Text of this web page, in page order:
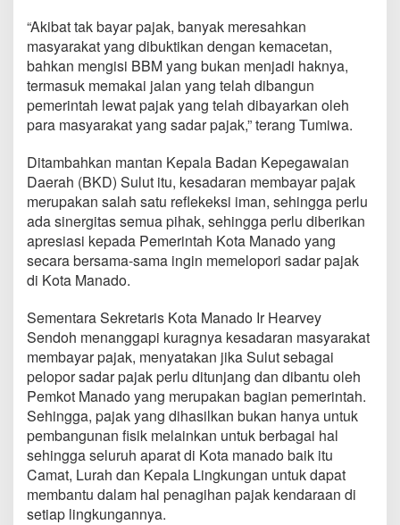
S
u
l
u
t
R
a
“Akibat tak bayar pajak, banyak meresahkan
masyarakat yang dibuktikan dengan kemacetan,
bahkan mengisi BBM yang bukan menjadi haknya,
termasuk memakai jalan yang telah dibangun
pemerintah lewat pajak yang telah dibayarkan oleh
para masyarakat yang sadar pajak,” terang Tumiwa.
Ditambahkan mantan Kepala Badan Kepegawaian
Daerah (BKD) Sulut itu, kesadaran membayar pajak
merupakan salah satu reflekeksi iman, sehingga perlu
ada sinergitas semua pihak, sehingga perlu diberikan
apresiasi kepada Pemerintah Kota Manado yang
secara bersama-sama ingin memelopori sadar pajak
di Kota Manado.
Sementara Sekretaris Kota Manado Ir Hearvey
Sendoh menanggapi kuragnya kesadaran masyarakat
membayar pajak, menyatakan jika Sulut sebagai
pelopor sadar pajak perlu ditunjang dan dibantu oleh
Pemkot Manado yang merupakan bagian pemerintah.
Sehingga, pajak yang dihasilkan bukan hanya untuk
pembangunan fisik melainkan untuk berbagai hal
sehingga seluruh aparat di Kota manado baik itu
Camat, Lurah dan Kepala Lingkungan untuk dapat
membantu dalam hal penagihan pajak kendaraan di
setiap lingkungannya.